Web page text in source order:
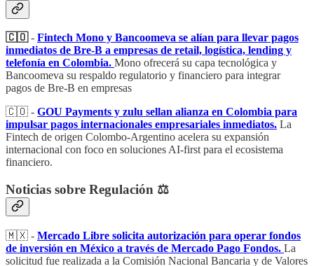
🇨🇴- Fintech Mono y Bancoomeva se alían para llevar pagos
inmediatos de Bre-B a empresas de retail, logística, lending y
telefonía en Colombia. Mono ofrecerá su capa tecnológica y
Bancoomeva su respaldo regulatorio y financiero para integrar
pagos de Bre-B en empresas
🇨🇴 - GOU Payments y zulu sellan alianza en Colombia para
impulsar pagos internacionales empresariales inmediatos. La
Fintech de origen Colombo-Argentino acelera su expansión
internacional con foco en soluciones AI-first para el ecosistema
financiero.
Noticias sobre Regulación ⚖️
🇲🇽 - Mercado Libre solicita autorización para operar fondos
de inversión en México a través de Mercado Pago Fondos. La
solicitud fue realizada a la Comisión Nacional Bancaria y de Valores